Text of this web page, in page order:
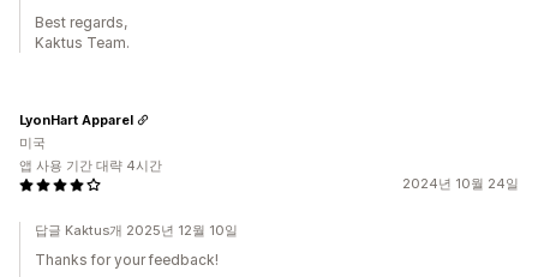
Best regards,
Kaktus Team.
2024년 10월 24일
LyonHart Apparel
미국
앱 사용 기간 대략 4시간
답글 Kaktus개 2025년 12월 10일
Thanks for your feedback!